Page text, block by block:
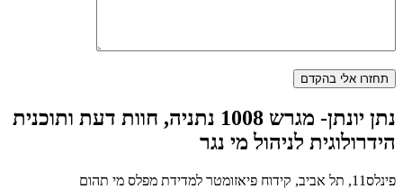
נתן יונתן- מגרש 1008 נתניה, חוות דעת ותוכנית
הידרולוגית לניהול מי נגר
פינלס11, תל אביב, קידוח פיאזומטר למדידת מפלס מי תהום